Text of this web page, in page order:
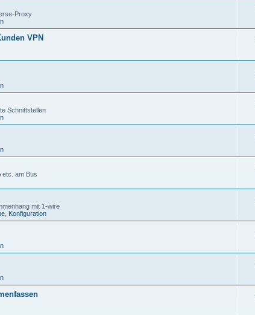
Proxy
VPN
Schnittstellen
etc. am Bus
mit 1-wire
Konfiguration